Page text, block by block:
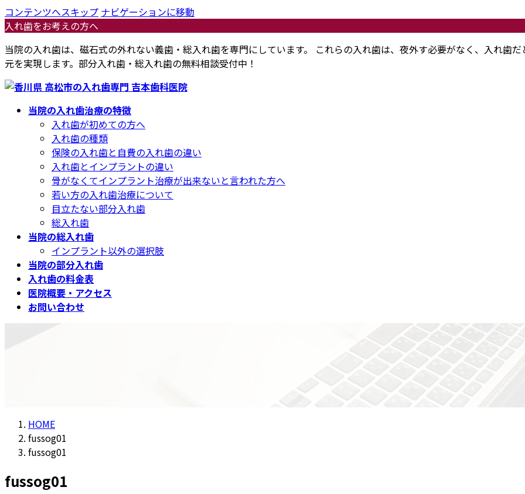
コンテンツへスキップ ナビゲーションに移動
入れ歯をお考えの方へ
当院の入れ歯は、磁石式の外れない義歯・総入れ歯を専門にしています。 これらの入れ歯は、夜外す必要がなく、入れ歯
元を実現します。部分入れ歯・総入れ歯の無料相談受付中！
当院の入れ歯治療の特徴
入れ歯が初めての方へ
入れ歯の種類
保険の入れ歯と自費の入れ歯の違い
入れ歯とインプラントの違い
骨がなくてインプラント治療が出来ないと言われた方へ
若い方の入れ歯治療について
目立たない部分入れ歯
総入れ歯
当院の総入れ歯
インプラント以外の選択肢
当院の部分入れ歯
入れ歯の料金表
医院概要・アクセス
お問い合わせ
HOME
fussog01
fussog01
fussog01